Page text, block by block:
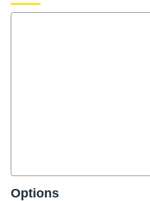
Options